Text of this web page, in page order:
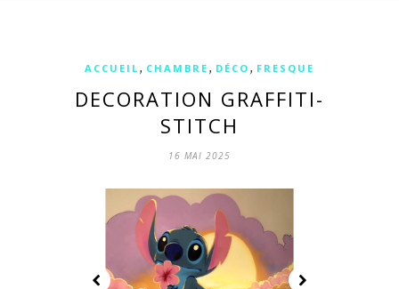
ACCUEIL , CHAMBRE , DÉCO , FRESQUE
DECORATION GRAFFITI-
STITCH
16 MAI 2025